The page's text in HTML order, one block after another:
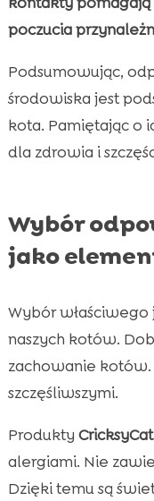
poczucia
Podsumowując,
środowiska jest
kota. Pamiętając o
dla zdrowia i
Wybór
jako
Wybór
naszych kotów.
zachowanie kotów.
szczęśliwszymi.
Produkty CricksyCat
alergiami. Nie
Dzięki temu są